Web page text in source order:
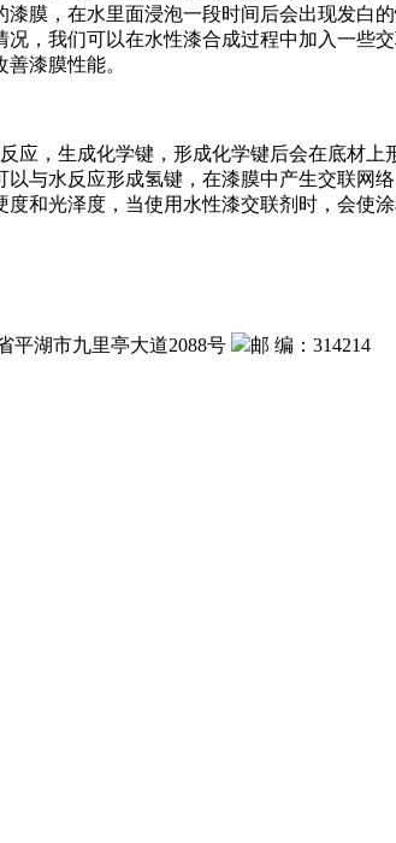
膜，在水里面浸泡一段时间后会出现发白
，我们可以在水性漆合成过程中加入一些
漆膜性能。
，生成化学键，形成化学键后会在底材上
与水反应形成氢键，在漆膜中产生交联网
和光泽度，当使用水性漆交联剂时，会使
平湖市九里亭大道2088号 邮 编：314214